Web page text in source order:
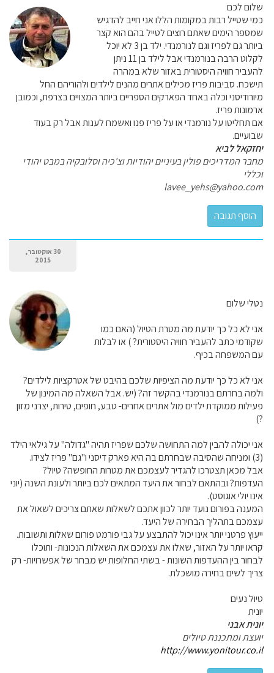
שלום לכם
כמי שטייל רבות במקומות הללו אני חייב להדגיש
שמספר הימים שאתם רוצים לטייל בהם הוא קצר
ביותר גם לפריז וגם לנורמנדי. ילד בן 3 לא יוכל
לקלוט הרבה בנורמנדי אבל לילד בן 11 ניתן
להעביר חוויה היסטורית באזור שלא במהרה
תישכח. סביבות פריז מכילים אתרים מהנים לילדים ולהוריהם החל
מיורודיסני וכלה באחד הפארקים הספריים ביותר המצויים בצרפת, וכמובן
ארמונות פריז.
אם תחליטו על נורמנדי או על פריז פנו ואשמח לענות אבל רק בעוד
שבועיים.
יחזקאל לביא
מחבר המדריכים פולין בעיניים יהודיות וצ'כיה וסלובקיה במבט יהודי
וכללי
lavee_yehs@yahoo.com
30 אוקטובר,
2015
נטלי שלום
אני לא כל כך יודעת מה מטרת הטיול (האם כמו
שקודמי כתב להעביר חוויה היסטורית? ) או לבלות
עם המשפחה בכיף.
אני לא כל כך יודעת מה הציפיות שלכם בהיבט של אטרקציות לילדים?
ולמה בחרתם בנורמנדי בהקשר זה? (יש. אבל השאלה מה המינון של
פעילות ממוקדת ילדים מול אתרים אחרים- טבע, חופים, טירות, יצרני מזון
?)
אני יכולה להבין למה התחושה שלכם שפריז תהיה "גדולה" על גילאי הילד
(3) ומניחה שהסיבה שבחרתם בה היא פארק דיסני ו"גם" פריז לצידו.
אבל מכאן תצטרכו להגדיר לעצמכם את מטרות החופשה? טיול?
העדפות? ובהתאם לבחור את היעד המתאים לכם ביותר ולעונת השנה (יוני
אינו יולי אוגוסט).
המענה בפורום נועד יותר לכוון אתכם לשאלות שאתם צריכים לשאול את
עצמכם בתהליך הבחירה של היעד.
ייעוץ פרטני יותר אינו יכול להתבצע על גבי פורמט פורום שאלות ותשובות.
קראו יותר על האזור, שאלו את עצמכם את השאלות הנכונות- ותוכלו
לבחור בין ההעדפות השונות - בשתי החלופות יש מבחר של אפשרויות- רק
צריך לשים בחירה מושכלת.
טיול נעים
יונית
יונית אבני
יועצת ומתכננת טיולים
http://www.yonitour.co.il